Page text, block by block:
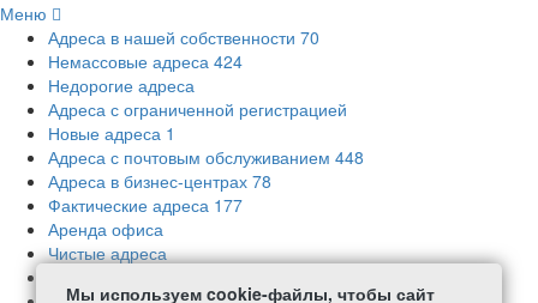
Меню
Адреса в нашей собственности 70
Немассовые адреса 424
Недорогие адреса
Адреса с ограниченной регистрацией
Новые адреса 1
Адреса с почтовым обслуживанием 448
Адреса в бизнес-центрах 78
Фактические адреса 177
Аренда офиса
Чистые адреса
Мы используем cookie-файлы, чтобы сайт